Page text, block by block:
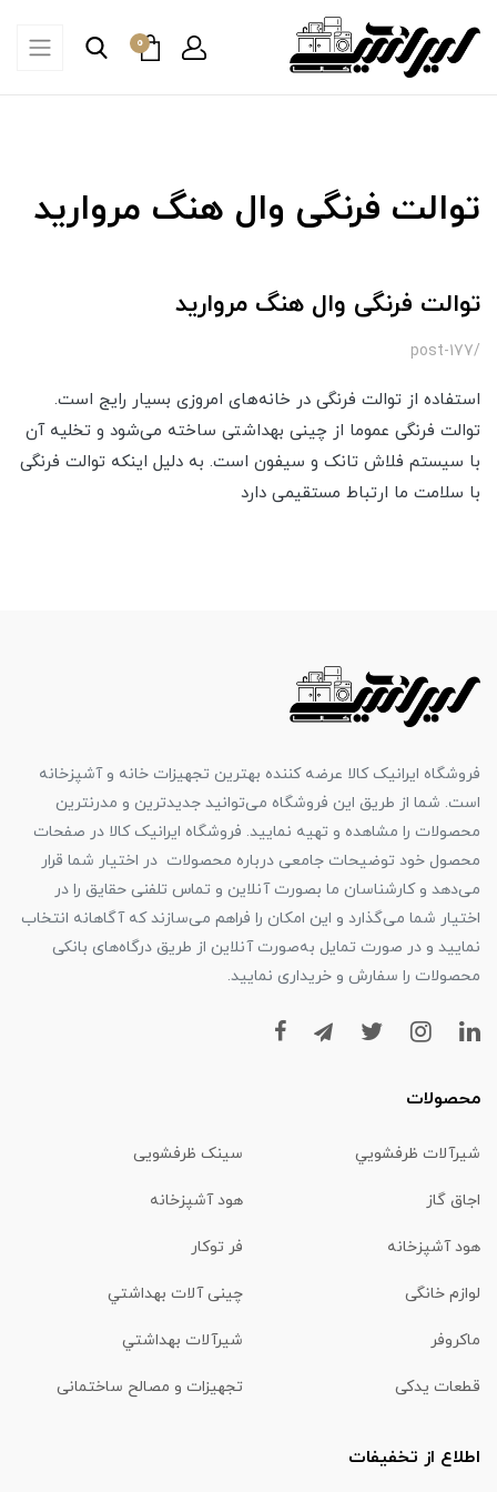
0
توالت فرنگی وال هنگ مروارید
توالت فرنگی وال هنگ مروارید
/post-177
استفاده از توالت فرنگی در خانه‌های امروزی بسیار رایج است.
توالت فرنگی عموما از چینی بهداشتی ساخته می‌شود و تخلیه آن
با سیستم فلاش تانک و سیفون است. به دلیل اینکه توالت فرنگی
با سلامت ما ارتباط مستقیمی دارد
فروشگاه ایرانیک کالا عرضه کننده بهترین تجهیزات خانه و آشپزخانه
است. شما از طریق این فروشگاه می‌توانید جدیدترین و مدرنترین
محصولات را مشاهده و تهیه نمایید. فروشگاه ایرانیک کالا در صفحات
محصول خود توضیحات جامعی درباره محصولات در اختیار شما قرار
می‌دهد و کارشناسان ما بصورت آنلاین و تماس تلفنی حقایق را در
اختیار شما می‌گذارد و این امکان را فراهم می‌سازند که آگاهانه انتخاب
نمایید و در صورت تمایل به‌صورت آنلاین از طریق درگاه‌های بانکی
محصولات را سفارش و خریداری نمایید.
محصولات
شیرآلات ظرفشويي سینک ظرفشویی
اجاق گاز هود آشپزخانه
هود آشپزخانه فر توکار
لوازم خانگی چینی آلات بهداشتي
ماكروفر شیرآلات بهداشتي
قطعات یدکی تجهیزات و مصالح ساختمانی
اطلاع از تخفیفات